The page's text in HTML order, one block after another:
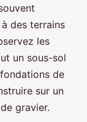
des terrains
les
un sous-sol
de
sur un
gravier.